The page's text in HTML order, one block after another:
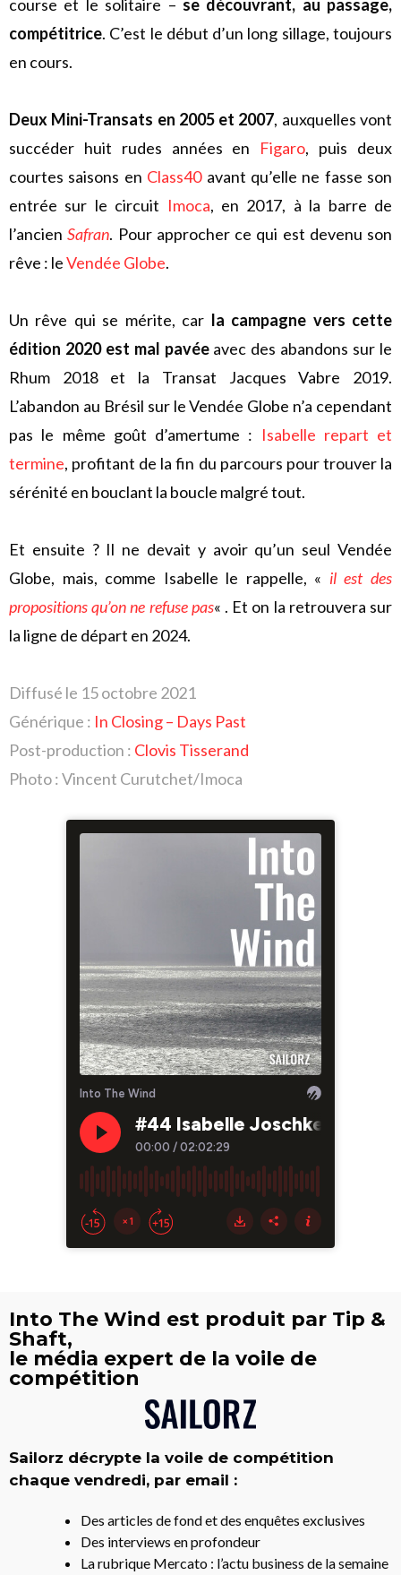
course et le solitaire – se découvrant, au passage,
compétitrice. C’est le début d’un long sillage, toujours
en cours.
Deux Mini-Transats en 2005 et 2007, auxquelles vont
succéder huit rudes années en Figaro, puis deux
courtes saisons en Class40avant qu’elle ne fasse son
entrée sur le circuit Imoca, en 2017, à la barre de
l’ancienSafran. Pour approcher ce qui est devenu son
rêve : leVendée Globe.
Un rêve qui se mérite, car la campagne vers cette
édition 2020 est mal pavéeavec des abandons sur le
Rhum 2018 et la Transat Jacques Vabre 2019.
L’abandon au Brésil sur le Vendée Globe n’a cependant
pas le même goût d’amertume : Isabelle repart et
termine, profitant de la fin du parcours pour trouver la
sérénité en bouclant la boucle malgré tout.
Et ensuite ? Il ne devait y avoir qu’un seul Vendée
Globe, mais, comme Isabelle le rappelle, « il est des
propositions qu’on ne refuse pas« . Et on la retrouvera sur
la ligne de départ en 2024.
Diffusé le 15 octobre 2021
Générique : In Closing – Days Past
Post-production : Clovis Tisserand
Photo : Vincent Curutchet/Imoca
Into The Wind est produit par Tip &
Shaft,
le média expert de la voile de
compétition
Sailorz décrypte la voile de compétition
chaque vendredi, par email :
Des articles de fond et des enquêtes exclusives
Des interviews en profondeur
La rubrique Mercato : l’actu business de la semaine